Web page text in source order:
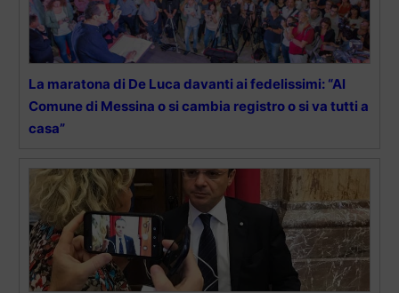
La maratona di De Luca davanti ai fedelissimi: “Al
Comune di Messina o si cambia registro o si va tutti a
casa”